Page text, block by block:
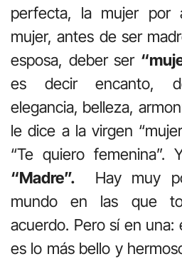
perfecta, la mujer por
mujer, antes de ser
esposa, deber ser
es decir encanto,
elegancia, belleza,
le dice a la virgen
“Te quiero femenina”.
“Madre”. Hay muy
mundo en las que
acuerdo. Pero sí en una:
es lo más bello y